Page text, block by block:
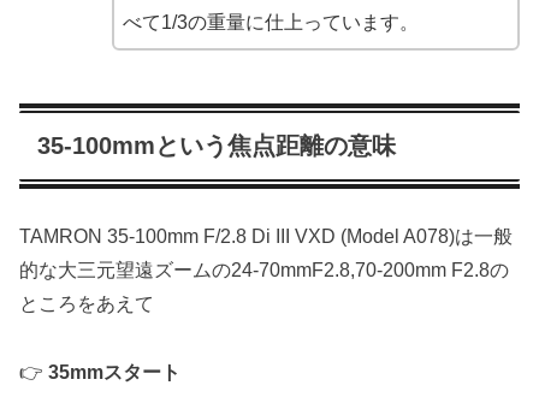
べて1/3の重量に仕上っています。
35-100mmという焦点距離の意味
TAMRON 35-100mm F/2.8 Di III VXD (Model A078)は一般
的な大三元望遠ズームの24-70mmF2.8,70-200mm F2.8の
ところをあえて
👉 35mmスタート